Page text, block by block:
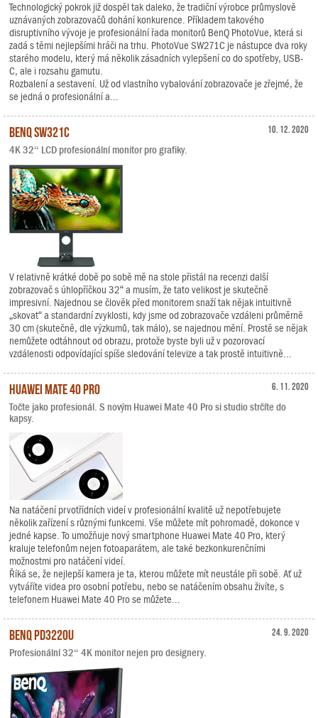
Technologický pokrok již dospěl tak daleko, že tradiční výrobce průmyslově
uznávaných zobrazovačů dohání konkurence. Příkladem takového
disruptivního vývoje je profesionální řada monitorů BenQ PhotoVue, která si
zadá s těmi nejlepšími hráči na trhu. PhotoVue SW271C je nástupce dva roky
starého modelu, který má několik zásadních vylepšení co do spotřeby, USB-
C, ale i rozsahu gamutu.
Rozbalení a sestavení. Už od vlastního vybalování zobrazovače je zřejmé, že
se jedná o profesionální a...
10. 12. 2020
BenQ SW321C
4K 32“ LCD profesionální monitor pro grafiky.
V relativně krátké době po sobě mě na stole přistál na recenzi další
zobrazovač s úhlopříčkou 32“ a musím, že tato velikost je skutečně
impresivní. Najednou se člověk před monitorem snaží tak nějak intuitivně
„skovat“ a standardní zvyklosti, kdy jsme od zobrazovače vzdáleni průměrně
30 cm (skutečně, dle výzkumů, tak málo), se najednou mění. Prostě se nějak
nemůžete odtáhnout od obrazu, protože byste byli už v pozorovací
vzdálenosti odpovídající spíše sledování televize a tak prostě intuitivně...
6. 11. 2020
Huawei Mate 40 Pro
Točte jako profesionál. S novým Huawei Mate 40 Pro si studio strčíte do
kapsy.
Na natáčení prvotřídních videí v profesionální kvalitě už nepotřebujete
několik zařízení s různými funkcemi. Vše můžete mít pohromadě, dokonce v
jedné kapse. To umožňuje nový smartphone Huawei Mate 40 Pro, který
kraluje telefonům nejen fotoaparátem, ale také bezkonkurenčními
možnostmi pro natáčení videí.
Říká se, že nejlepší kamera je ta, kterou můžete mít neustále při sobě. Ať už
vytváříte videa pro osobní potřebu, nebo se natáčením obsahu živíte, s
telefonem Huawei Mate 40 Pro se můžete...
24. 9. 2020
BenQ PD3220U
Profesionální 32“ 4K monitor nejen pro designery.